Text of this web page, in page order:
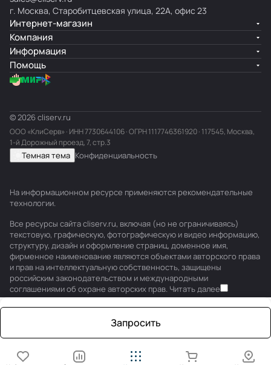
Запросить
г. Москва, Старобитцевская улица, 22А, офис 23
Интернет-магазин
Компания
Информация
Помощь
© 2026 cliserv.ru
ООО «КлиСерв» · ИНН7730644106· ОГРН 1117746361920 · 117545, Москва,
1-й Дорожный проезд, 7, стр.3
Темная тема Конфиденциальность
На информационном ресурсе применяются рекомендательные
технологии.
Все ресурсы сайта cliserv.ru, включая (но не ограничиваясь)
текстовую, графическую, фотографическую и видео информацию,
структуру, дизайн и оформление страниц, доменное имя,
фирменное наименование являются объектами авторского права
и прав на интеллектуальную собственность, защищены
российским законодательством и международными
соглашениями об охране авторских прав. Читать далее